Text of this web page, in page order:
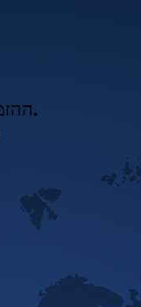
ההזמנה לזום הגיעה עכשיו למייל שלך.